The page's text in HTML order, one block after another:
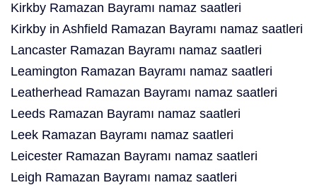
Kirkby Ramazan Bayramı namaz saatleri
Kirkby in Ashfield Ramazan Bayramı namaz saatleri
Lancaster Ramazan Bayramı namaz saatleri
Leamington Ramazan Bayramı namaz saatleri
Leatherhead Ramazan Bayramı namaz saatleri
Leeds Ramazan Bayramı namaz saatleri
Leek Ramazan Bayramı namaz saatleri
Leicester Ramazan Bayramı namaz saatleri
Leigh Ramazan Bayramı namaz saatleri